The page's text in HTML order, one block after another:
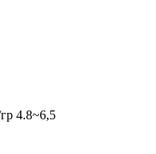
4.8~6,5